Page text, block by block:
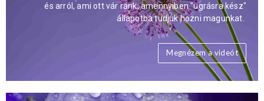
és arról, ami ott vár ránk, amennyiben "ugrásra kész"
állapotba tudjuk hozni magunkat.
Megnézem a videót